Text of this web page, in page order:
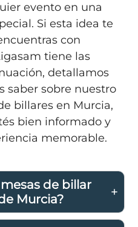
evento en una
Si esta idea te
con
tiene las
detallamos
saber sobre nuestro
billares en Murcia,
bien informado y
memorable.
de billar
Murcia?